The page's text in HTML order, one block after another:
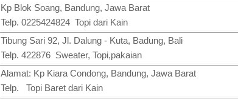
Kp Blok Soang, Bandung, Jawa Barat
Telp. 0225424824 Topi dari Kain
Tibung Sari 92, Jl. Dalung - Kuta, Badung, Bali
Telp. 422876 Sweater, Topi,pakaian
Alamat: Kp Kiara Condong, Bandung, Jawa Barat
Telp. Topi Baret dari Kain